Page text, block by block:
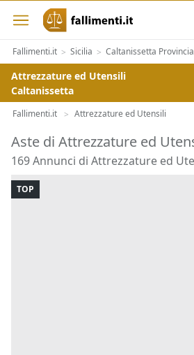
Fallimenti.it > Sicilia > Caltanissetta Provincia
Attrezzature ed Utensili
Caltanissetta
Fallimenti.it > Attrezzature ed Utensili
TOP